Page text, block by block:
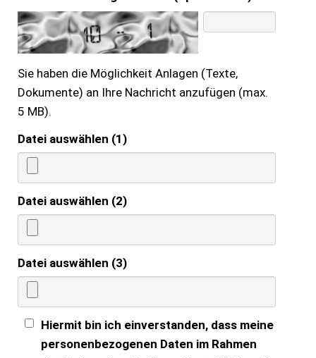
Sie haben die Möglichkeit Anlagen (Texte,
Dokumente) an Ihre Nachricht anzufügen (max.
5 MB).
Datei auswählen (1)
Datei auswählen (2)
Datei auswählen (3)
Hiermit bin ich einverstanden, dass meine
personenbezogenen Daten im Rahmen